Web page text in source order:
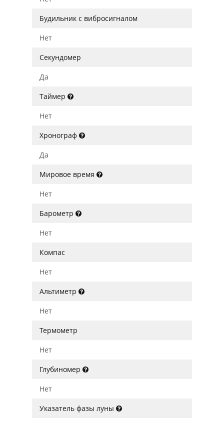
Будильник с вибросигналом
Нет
Секундомер
Да
Таймер
Нет
Хронограф
Да
Мировое время
Нет
Барометр
Нет
Компас
Нет
Альтиметр
Нет
Термометр
Нет
Глубиномер
Нет
Указатель фазы луны